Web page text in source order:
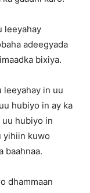
leeyahay
adeegyada
bixiya.
leeyahay in uu
hubiyo in ay ka
uu hubiyo in
yihiin kuwo
baahnaa.
dhammaan